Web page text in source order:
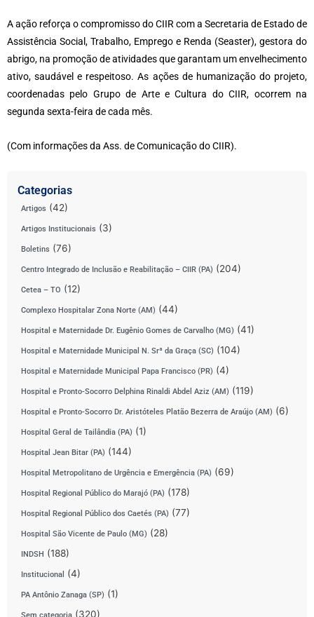
A ação reforça o compromisso do CIIR com a Secretaria de Estado de
Assistência Social, Trabalho, Emprego e Renda (Seaster), gestora do
abrigo, na promoção de atividades que garantam um envelhecimento
ativo, saudável e respeitoso. As ações de humanização do projeto,
coordenadas pelo Grupo de Arte e Cultura do CIIR, ocorrem na
segunda sexta-feira de cada mês.
(Com informações da Ass. de Comunicação do CIIR).
Categorias
Artigos (42)
Artigos Institucionais (3)
Boletins (76)
Centro Integrado de Inclusão e Reabilitação – CIIR (PA) (204)
Cetea – TO (12)
Complexo Hospitalar Zona Norte (AM) (44)
Hospital e Maternidade Dr. Eugênio Gomes de Carvalho (MG) (41)
Hospital e Maternidade Municipal N. Srª da Graça (SC) (104)
Hospital e Maternidade Municipal Papa Francisco (PR) (4)
Hospital e Pronto-Socorro Delphina Rinaldi Abdel Aziz (AM) (119)
Hospital e Pronto-Socorro Dr. Aristóteles Platão Bezerra de Araújo (AM) (6)
Hospital Geral de Tailândia (PA) (1)
Hospital Jean Bitar (PA) (144)
Hospital Metropolitano de Urgência e Emergência (PA) (69)
Hospital Regional Público do Marajó (PA) (178)
Hospital Regional Público dos Caetés (PA) (77)
Hospital São Vicente de Paulo (MG) (28)
INDSH (188)
Institucional (4)
PA Antônio Zanaga (SP) (1)
(320)